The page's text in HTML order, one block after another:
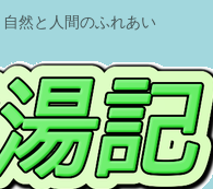
然と人間のふれあい